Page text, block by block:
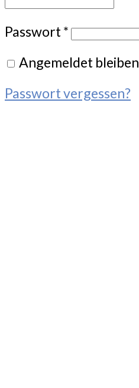
Passwort *
Angemeldet bleiben
Passwort vergessen?